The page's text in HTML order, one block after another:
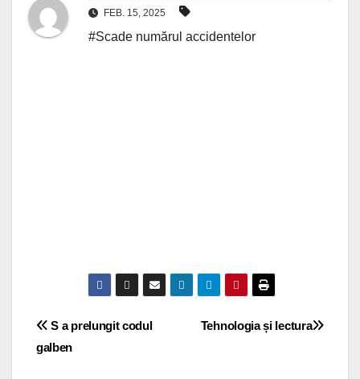
FEB. 15, 2025
#Scade numărul accidentelor
Navigare
în
Tehnologia și lectura
S a prelungit codul
galben